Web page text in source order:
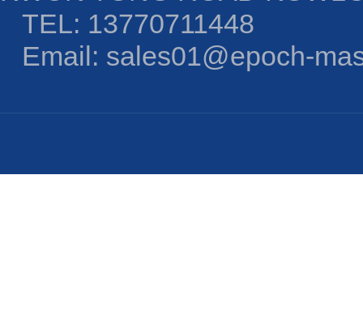
TEL: 13770711448
Email: sales01@epoch-